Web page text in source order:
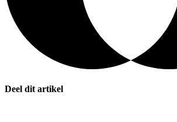
Deel dit artikel